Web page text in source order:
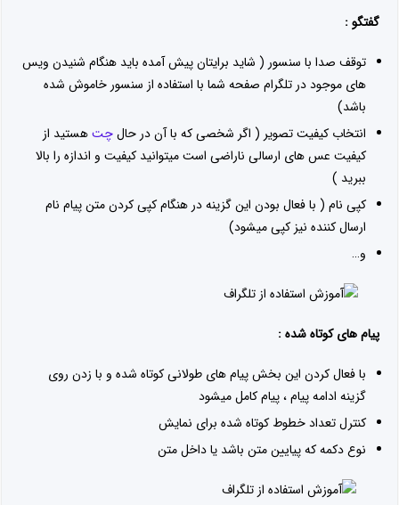
گفتگو :
توقف صدا با سنسور ( شاید برایتان پیش آمده باید هنگام شنیدن ویس
های موجود در تلگرام صفحه شما با استفاده از سنسور خاموش شده
باشد)
انتخاب کیفیت تصویر ( اگر شخصی که با آن در حالچتهستید از
کیفیت عس های ارسالی ناراضی است میتوانید کیفیت و اندازه را بالا
ببرید )
کپی نام ( با فعال بودن این گزینه در هنگام کپی کردن متن پیام نام
ارسال کننده نیز کپی میشود)
و…
پیام های کوتاه شده :
با فعال کردن این بخش پیام های طولانی کوتاه شده و با زدن روی
گزینه ادامه پیام ، پیام کامل میشود
کنترل تعداد خطوط کوتاه شده برای نمایش
نوع دکمه که پیایین متن باشد یا داخل متن